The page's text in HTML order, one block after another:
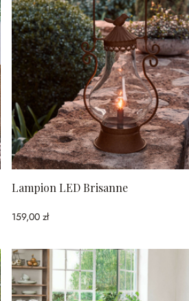
Lampion LED Brisanne
159,00 zł